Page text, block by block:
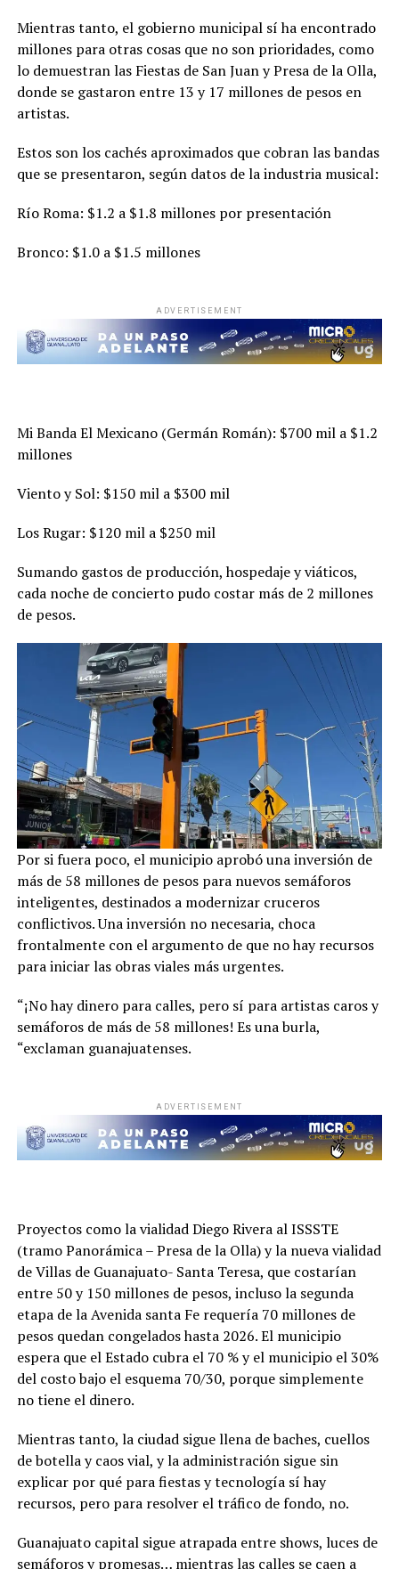
Mientras tanto, el gobierno municipal sí ha encontrado
millones para otras cosas que no son prioridades, como
lo demuestran las Fiestas de San Juan y Presa de la Olla,
donde se gastaron entre 13 y 17 millones de pesos en
artistas.
Estos son los cachés aproximados que cobran las bandas
que se presentaron, según datos de la industria musical:
Río Roma: $1.2 a $1.8 millones por presentación
Bronco: $1.0 a $1.5 millones
ADVERTISEMENT
Mi Banda El Mexicano (Germán Román): $700 mil a $1.2
millones
Viento y Sol: $150 mil a $300 mil
Los Rugar: $120 mil a $250 mil
Sumando gastos de producción, hospedaje y viáticos,
cada noche de concierto pudo costar más de 2 millones
de pesos.
Por si fuera poco, el municipio aprobó una inversión de
más de 58 millones de pesos para nuevos semáforos
inteligentes, destinados a modernizar cruceros
conflictivos. Una inversión no necesaria, choca
frontalmente con el argumento de que no hay recursos
para iniciar las obras viales más urgentes.
“¡No hay dinero para calles, pero sí para artistas caros y
semáforos de más de 58 millones! Es una burla,
“exclaman guanajuatenses.
ADVERTISEMENT
Proyectos como la vialidad Diego Rivera al ISSSTE
(tramo Panorámica – Presa de la Olla) y la nueva vialidad
de Villas de Guanajuato- Santa Teresa, que costarían
entre 50 y 150 millones de pesos, incluso la segunda
etapa de la Avenida santa Fe requería 70 millones de
pesos quedan congelados hasta 2026. El municipio
espera que el Estado cubra el 70 % y el municipio el 30%
del costo bajo el esquema 70/30, porque simplemente
no tiene el dinero.
Mientras tanto, la ciudad sigue llena de baches, cuellos
de botella y caos vial, y la administración sigue sin
explicar por qué para fiestas y tecnología sí hay
recursos, pero para resolver el tráfico de fondo, no.
Guanajuato capital sigue atrapada entre shows, luces de
semáforos y promesas… mientras las calles se caen a